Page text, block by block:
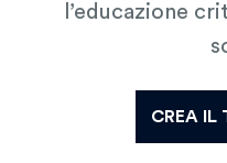
l’educazione
CREA IL